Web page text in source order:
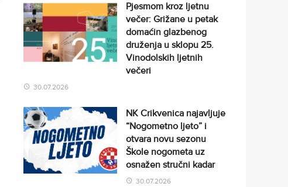
Pjesmom kroz ljetnu
večer: Grižane u petak
domaćin glazbenog
druženja u sklopu 25.
Vinodolskih ljetnih
večeri
30.07.2026
NK Crikvenica najavljuje
“Nogometno ljeto” i
otvara novu sezonu
Škole nogometa uz
osnažen stručni kadar
30.07.2026